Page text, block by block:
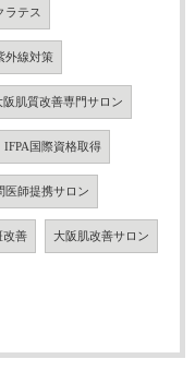
ラテス
外線対策
阪肌質改善専門サロン
IFPA国際資格取得
医師提携サロン
改善 大阪肌改善サロン